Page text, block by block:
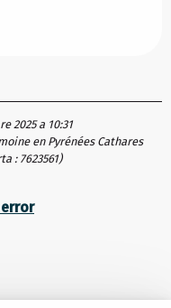
2025 a 10:31
en Pyrénées Cathares
: 7623561)